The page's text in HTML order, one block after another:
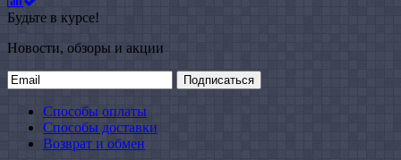
Будьте в курсе!
Новости, обзоры и акции
Подписаться
Способы оплаты
Способы доставки
Возврат и обмен